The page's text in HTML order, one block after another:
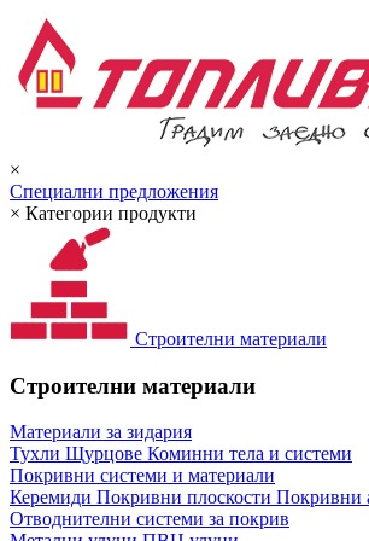
×
Специални предложения
× Категории продукти
Строителни материали
Строителни материали
Материали за зидария
Тухли Щурцове Коминни тела и системи
Покривни системи и материали
Керемиди Покривни плоскости Покривни
Отводнителни системи за покрив